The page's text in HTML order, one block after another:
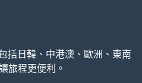
括日韓、中港澳、歐洲、東南
旅程更便利。